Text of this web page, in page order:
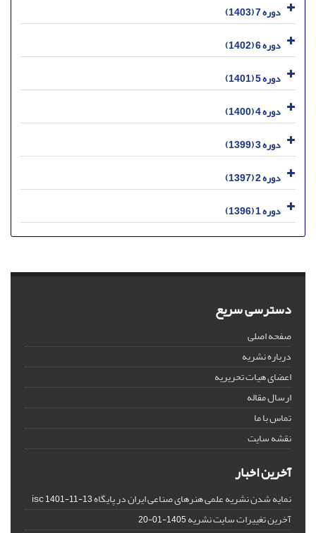
دوره 7 (1403)
دوره 6 (1402)
دوره 5 (1401)
دوره 4 (1400)
دوره 3 (1399)
دوره 2 (1397)
دوره 1 (1396)
دسترسی سریع
صفحه اصلی
درباره نشریه
اعضای هیات تحریریه
ارسال مقاله
تماس با ما
نقشه سایت
آخرین اخبار
نمایه شدن نشریه علمی هنرهای صناعی ایران در پایگاه isc1401-11-13
آخرین تغییرات سایت نشریه1405-01-20